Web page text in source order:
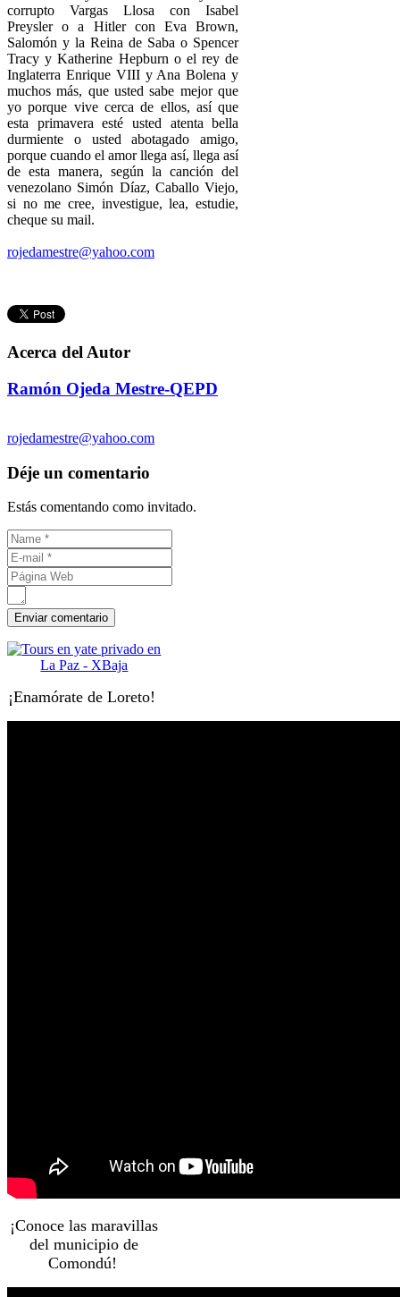
corrupto Vargas Llosa con Isabel
Preysler o a Hitler con Eva Brown,
Salomón y la Reina de Saba o Spencer
Tracy y Katherine Hepburn o el rey de
Inglaterra Enrique VIII y Ana Bolena y
muchos más, que usted sabe mejor que
yo porque vive cerca de ellos, así que
esta primavera esté usted atenta bella
durmiente o usted abotagado amigo,
porque cuando el amor llega así, llega así
de esta manera, según la canción del
venezolano Simón Díaz, Caballo Viejo,
si no me cree, investigue, lea, estudie,
cheque su mail.
rojedamestre@yahoo.com
Acerca del Autor
Ramón Ojeda Mestre-QEPD
rojedamestre@yahoo.com
Déje un comentario
Estás comentando como invitado.
¡Enamórate de Loreto!
¡Conoce las maravillas
del municipio de
Comondú!